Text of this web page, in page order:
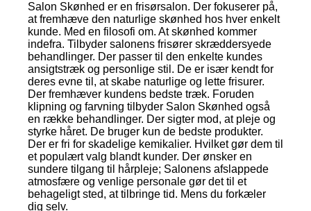
Salon Skønhed er en frisørsalon. Der fokuserer på,
at fremhæve den naturlige skønhed hos hver enkelt
kunde. Med en filosofi om. At skønhed kommer
indefra. Tilbyder salonens frisører skræddersyede
behandlinger. Der passer til den enkelte kundes
ansigtstræk og personlige stil. De er især kendt for
deres evne til, at skabe naturlige og lette frisurer.
Der fremhæver kundens bedste træk. Foruden
klipning og farvning tilbyder Salon Skønhed også
en række behandlinger. Der sigter mod, at pleje og
styrke håret. De bruger kun de bedste produkter.
Der er fri for skadelige kemikalier. Hvilket gør dem til
et populært valg blandt kunder. Der ønsker en
sundere tilgang til hårpleje; Salonens afslappede
atmosfære og venlige personale gør det til et
behageligt sted, at tilbringe tid. Mens du forkæler
dig selv.